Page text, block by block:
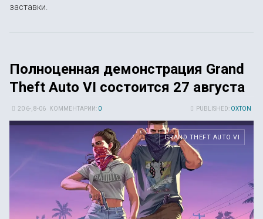
заставки.
Полноценная демонстрация Grand
Theft Auto VI состоится 27 августа
PUBLISHED: OXTON
20 6-, 8-06 КОММЕНТАРИИ: 0
GRAND THEFT AUTO VI